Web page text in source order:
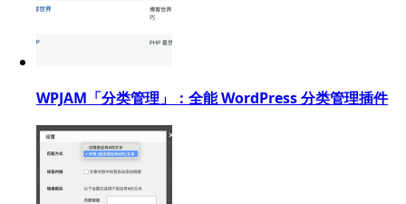
WPJAM「分类管理」：全能 WordPress 分类管理插件